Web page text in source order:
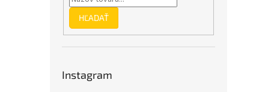
HĽADAŤ
Instagram